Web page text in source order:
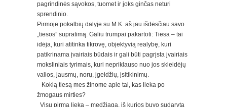
pagrindinės sąvokos, tuomet ir joks ginčas neturi
sprendinio.
Pirmoje pokalbių dalyje su M.K. aš jau išdėsčiau savo
„tiesos” supratimą. Galiu trumpai pakartoti: Tiesa – tai
idėja, kuri atitinka tikrovę, objektyvią realybę, kuri
patikrinama įvairiais būdais ir gali būti pagrįsta įvairiais
moksliniais tyrimais, kuri nepriklauso nuo jos skleidėjų
valios, jausmų, norų, įgeidžių, įsitikinimų.
Kokią tiesą mes žinome apie tai, kas lieka po
žmogaus mirties?
Visų pirma lieka – medžiaga, iš kurios buvo sudaryta